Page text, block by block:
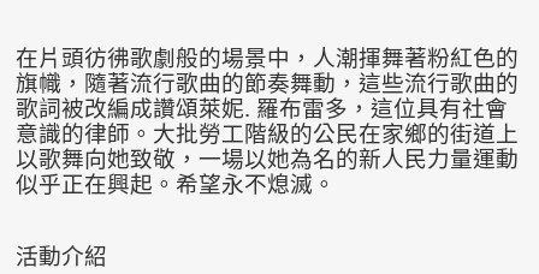
在片頭彷彿歌劇般的場景中，人潮揮舞著粉紅色的
旗幟，隨著流行歌曲的節奏舞動，這些流行歌曲的
歌詞被改編成讚頌萊妮. 羅布雷多，這位具有社會
意識的律師。大批勞工階級的公民在家鄉的街道上
以歌舞向她致敬，一場以她為名的新人民力量運動
似乎正在興起。希望永不熄滅。
活動介紹